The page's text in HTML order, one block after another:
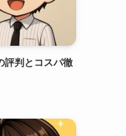
評判とコスパ徹